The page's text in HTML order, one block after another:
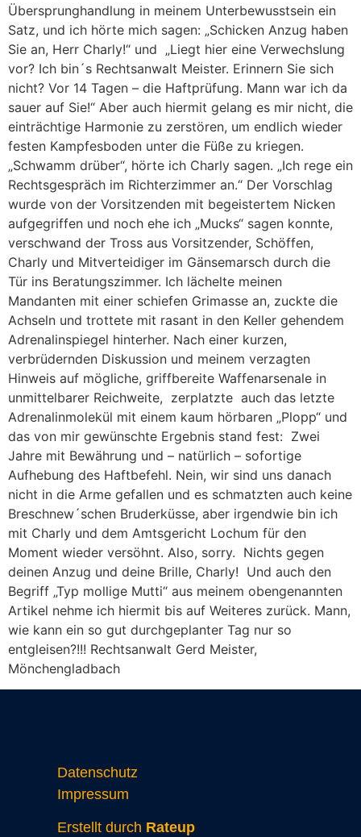
Übersprunghandlung in meinem Unterbewusstsein ein
Satz, und ich hörte mich sagen: „Schicken Anzug haben
Sie an, Herr Charly!“ und „Liegt hier eine Verwechslung
vor? Ich bin´s Rechtsanwalt Meister. Erinnern Sie sich
nicht? Vor 14 Tagen – die Haftprüfung. Mann war ich da
sauer auf Sie!“ Aber auch hiermit gelang es mir nicht, die
einträchtige Harmonie zu zerstören, um endlich wieder
festen Kampfesboden unter die Füße zu kriegen.
„Schwamm drüber“, hörte ich Charly sagen. „Ich rege ein
Rechtsgespräch im Richterzimmer an.“ Der Vorschlag
wurde von der Vorsitzenden mit begeistertem Nicken
aufgegriffen und noch ehe ich „Mucks“ sagen konnte,
verschwand der Tross aus Vorsitzender, Schöffen,
Charly und Mitverteidiger im Gänsemarsch durch die
Tür ins Beratungszimmer. Ich lächelte meinen
Mandanten mit einer schiefen Grimasse an, zuckte die
Achseln und trottete mit rasant in den Keller gehendem
Adrenalinspiegel hinterher. Nach einer kurzen,
verbrüdernden Diskussion und meinem verzagten
Hinweis auf mögliche, griffbereite Waffenarsenale in
unmittelbarer Reichweite, zerplatzte auch das letzte
Adrenalinmolekül mit einem kaum hörbaren „Plopp“ und
das von mir gewünschte Ergebnis stand fest: Zwei
Jahre mit Bewährung und – natürlich – sofortige
Aufhebung des Haftbefehl. Nein, wir sind uns danach
nicht in die Arme gefallen und es schmatzten auch keine
Breschnew´schen Bruderküsse, aber irgendwie bin ich
mit Charly und dem Amtsgericht Lochum für den
Moment wieder versöhnt. Also, sorry. Nichts gegen
deinen Anzug und deine Brille, Charly! Und auch den
Begriff „Typ mollige Mutti“ aus meinem obengenannten
Artikel nehme ich hiermit bis auf Weiteres zurück. Mann,
wie kann ein so gut durchgeplanter Tag nur so
entgleisen?!!! Rechtsanwalt Gerd Meister,
Mönchengladbach
Datenschutz
Impressum
Erstellt durch Rateup